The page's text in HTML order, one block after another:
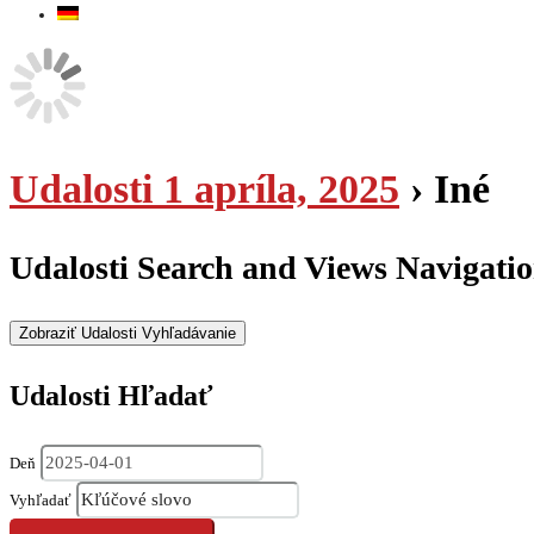
Udalosti 1 apríla, 2025 › Iné
Udalosti Search and Views
Zobraziť Udalosti Vyhľadávanie
Udalosti Hľadať
Deň
Vyhľadať